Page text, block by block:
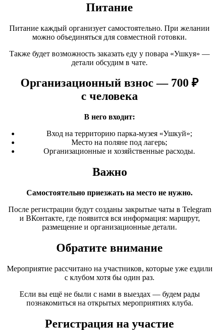
Питание
Питание каждый организует самостоятельно. При желании
можно объединяться для совместной готовки.
Также будет возможность заказать еду у повара «Ушкуя» —
детали обсудим в чате.
Организационный взнос — 700 ₽
с человека
В него входит:
Вход на территорию парка-музея «Ушкуй»;
Место на поляне под лагерь;
Организационные и хозяйственные расходы.
Важно
Самостоятельно приезжать на место не нужно.
После регистрации будут созданы закрытые чаты в Telegram
и ВКонтакте, где появится вся информация: маршрут,
размещение и организационные детали.
Обратите внимание
Мероприятие рассчитано на участников, которые уже ездили
с клубом хотя бы один раз.
Если вы ещё не были с нами в выездах — будем рады
познакомиться на открытых мероприятиях клуба.
Регистрация на участие